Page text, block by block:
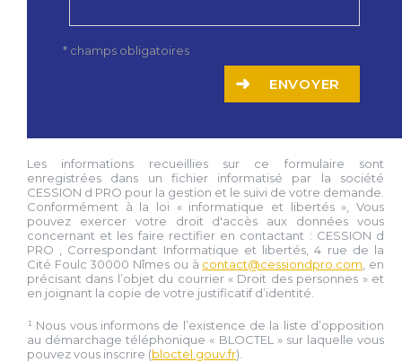
* champs obligatoires
ENVOYER
Les informations recueillies sur ce formulaire sont
enregistrées dans un fichier informatisé par la société
CESSION d PRO pour la gestion et le suivi de votre demande.
Conformément à la loi « informatique et libertés », Vous
pouvez exercer votre droit d'accès aux données vous
concernant et les faire rectifier en contactant : CESSION d
PRO
, Correspondant Informatique et libertés,4 rue de la
Cité Foulc 30000 Nîmes ou à contact@cessiondpro.com , en
précisant dans l’objet du courrier « Droit des personnes » et
en joignant la copie de votre justificatif d’identité.
¹ Nous vous informons de l’existence de la liste d’opposition
au démarchage téléphonique « BLOCTEL » sur laquelle vous
pouvez vous inscrire (bloctel.gouv.fr).